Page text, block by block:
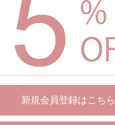
新規会員登録はこちら